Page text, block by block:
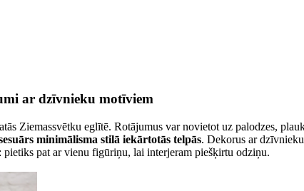
ar dzīvnieku motīviem
Ziemassvētku eglītē. Rotājumus var novietot uz palodzes,
minimālisma stilā iekārtotās telpās. Dekorus ar
pietiks pat ar vienu figūriņu, lai interjeram piešķirtu odziņu.